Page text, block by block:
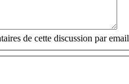
de cette discussion par email